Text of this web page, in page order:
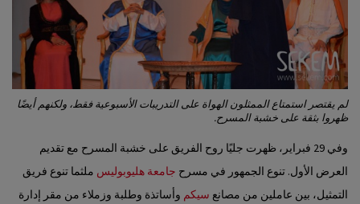
لم يقتصر استمتاع الممثلون الهواة على التدريبات الأسبوعية فقط، ولكنهم أيضًا
ظهروا بثقة على خشبة المسرح.
وفي 29 فبراير، ظهرت جليًا روح الفريق على خشبة المسرح مع تقديم
العرض الأول. تنوع الجمهور في مسرح جامعة هليوبوليس ملثما تنوع فريق
التمثيل، بين عاملين من مصانع سيكم وأساتذة وطلبة وزملاء من مقر إدارة